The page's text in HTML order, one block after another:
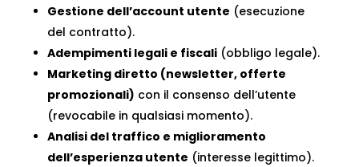
Gestione dell’account utente (esecuzione
del contratto).
Adempimenti legali e fiscali(obbligo legale).
Marketing diretto (newsletter, offerte
promozionali) con il consenso dell’utente
(revocabile in qualsiasi momento).
Analisi del traffico e miglioramento
dell’esperienza utente (interesse legittimo).